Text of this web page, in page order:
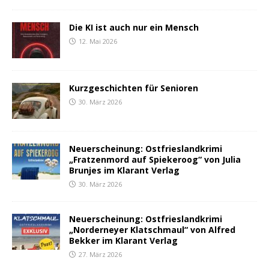
Die KI ist auch nur ein Mensch
12. Mai 2026
Kurzgeschichten für Senioren
30. März 2026
Neuerscheinung: Ostfrieslandkrimi
„Fratzenmord auf Spiekeroog“ von Julia
Brunjes im Klarant Verlag
30. März 2026
Neuerscheinung: Ostfrieslandkrimi
„Norderneyer Klatschmaul“ von Alfred
Bekker im Klarant Verlag
27. März 2026